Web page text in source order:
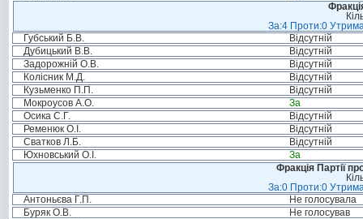
За:4 Проти:0
Губський Б.В.
Відсутній
Дубицький В.В.
Відсутній
Задорожній О.В.
Відсутній
Колісник М.Д.
Відсутній
Кузьменко П.П.
Відсутній
Мокроусов А.О.
За
Осика С.Г.
Відсутній
Ременюк О.І.
Відсутній
Сватков Л.Б.
Відсутній
Юхновський О.І.
За
Фракція Партії
За:0 Проти:0
Антоньєва Г.П.
Не голосувала
Буряк О.В.
Не голосував